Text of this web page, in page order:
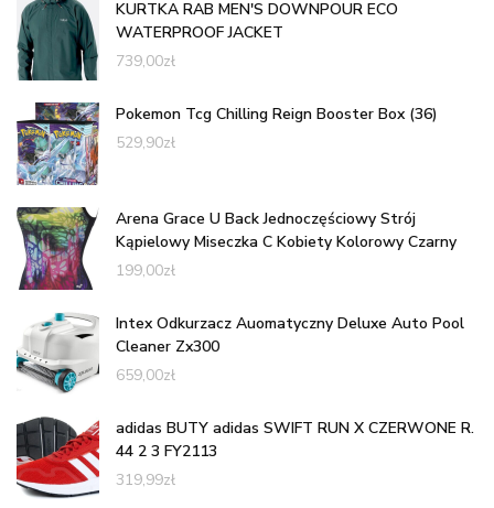
KURTKA RAB MEN'S DOWNPOUR ECO
WATERPROOF JACKET
739,00zł
Pokemon Tcg Chilling Reign Booster Box (36)
529,90zł
Arena Grace U Back Jednoczęściowy Strój
Kąpielowy Miseczka C Kobiety Kolorowy Czarny
199,00zł
Intex Odkurzacz Auomatyczny Deluxe Auto Pool
Cleaner Zx300
659,00zł
adidas BUTY adidas SWIFT RUN X CZERWONE R.
44 2 3 FY2113
319,99zł